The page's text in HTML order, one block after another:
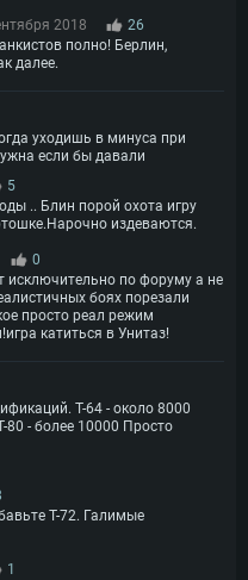
2018
26
полно! Берлин,
далее.
уходишь в минуса при
если бы давали
5
.. Блин порой охота игру
издеваются.
0
исключительно по форуму а не
боях порезали
просто реал режим
катиться в Унитаз!
Т-64 - около 8000
80 - более 10000 Просто
Т-72. Галимые
1